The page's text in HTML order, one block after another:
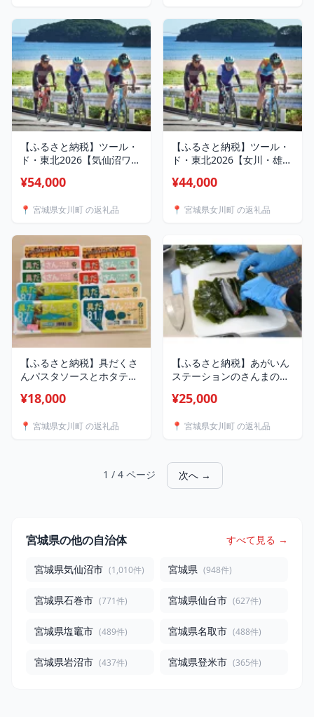
【ふるさと納税】ツール・
ド・東北2026【気仙沼ワン
納税先行エントリー
¥54,000
📍 宮城県女川町 の返礼品
【ふるさと納税】ツール・
ド・東北2026【女川・雄勝
行エントリー【1718301】
¥44,000
📍 宮城県女川町 の返礼品
【ふるさと納税】具だくさ
んパスタソースとホタテの
【1630379】
¥18,000
📍 宮城県女川町 の返礼品
【ふるさと納税】あがいん
ステーションのさんまの昆
【1307005】
¥25,000
📍 宮城県女川町 の返礼品
1 / 4 ページ 次へ →
宮城県の他の自治体 すべて見る →
宮城県気仙沼市 (1,010件) 宮城県 (948件)
宮城県石巻市 (771件) 宮城県仙台市 (627件)
宮城県塩竈市 (489件) 宮城県名取市 (488件)
宮城県岩沼市 (437件) 宮城県登米市 (365件)